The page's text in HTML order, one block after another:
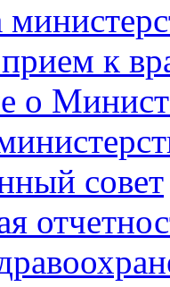
к
о
совет